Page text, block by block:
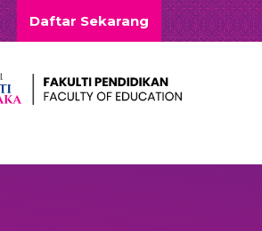
Daftar Sekarang